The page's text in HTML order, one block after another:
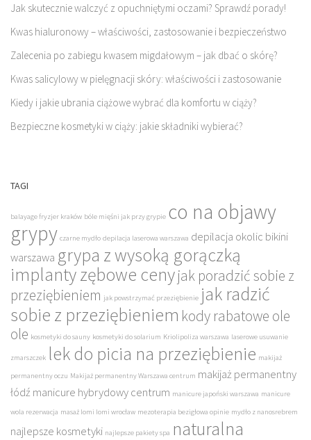
Jak skutecznie walczyć z opuchniętymi oczami? Sprawdź porady!
Kwas hialuronowy – właściwości, zastosowanie i bezpieczeństwo
Zalecenia po zabiegu kwasem migdałowym – jak dbać o skórę?
Kwas salicylowy w pielęgnacji skóry: właściwości i zastosowanie
Kiedy i jakie ubrania ciążowe wybrać dla komfortu w ciąży?
Bezpieczne kosmetyki w ciąży: jakie składniki wybierać?
TAGI
balayage fryzjer kraków bóle mięśni jak przy grypie co na objawy
grypy czarne mydło depilacja laserowa warszawa depilacja okolic bikini
warszawa grypa z wysoką gorączką
implanty zębowe cenyjak poradzić sobie z
przeziębieniem jak powstrzymać przeziębienie jak radzić
sobie z przeziębieniem kody rabatowe ole
ole kosmetyki do sauny kosmetyki do solarium Kriolipoliza warszawa laserowe usuwanie
zmarszczek lek do picia na przeziębienie makijaż
permanentny oczu Makijaż permanentny Warszawa centrum makijaż permanentny
łódź manicure hybrydowy centrum manicure japoński warszawa manicure
wola rezerwacja masaż lomi lomi wrocław mezoterapia bezigłowa opinie mydło z nanosrebrem
najlepsze kosmetyki najlepsze pakiety spa naturalna